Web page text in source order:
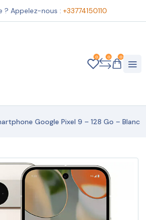
? Appelez-nous : +33774150110
0 0 0
Google Pixel 9 – 128 Go – Blanc